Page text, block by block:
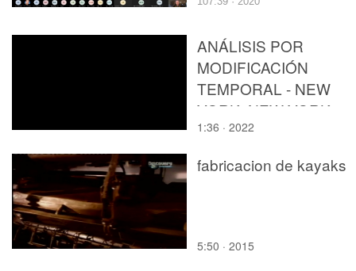
ANÁLISIS POR
MODIFICACIÓN
TEMPORAL - NEW
YORK, NEW YORK
1:36 · 2022
fabricacion de kayaks
5:50 · 2015